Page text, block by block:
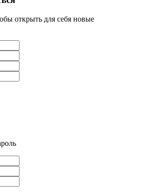
открыть для себя новые